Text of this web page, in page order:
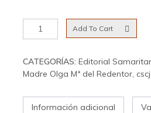
Fijos
los
en
Jesús
Add To Cart
CATEGORÍAS: Editorial
Madre Olga Mª del Redentor, cscj
Información adicional